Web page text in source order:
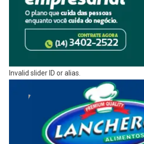
Invalid slider ID or alias.